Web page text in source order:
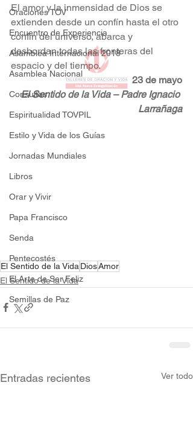
Oraciones TOV
Encuentro de Experiencia
Asamblea Internacional 2018
Asamblea Nacional
Consultas
Espiritualidad TOVPIL
Estilo y Vida de los Guías
Jornadas Mundiales
Libros
Orar y Vivir
Papa Francisco
Senda
Pentecostés
El Arte de Ser Feliz
Semillas de Paz
El amor y la inmensidad de Dios se
extienden desde un confín hasta el otro
confín del universo, abarca y
desbordan todas las fronteras del
espacio y del tiempo.
23 de mayo
El Sentido de la Vida – Padre Ignacio
Larrañaga
El Sentido de la Vida DiosAmor
El Sentido de la Vida
Entradas recientes Ver todo